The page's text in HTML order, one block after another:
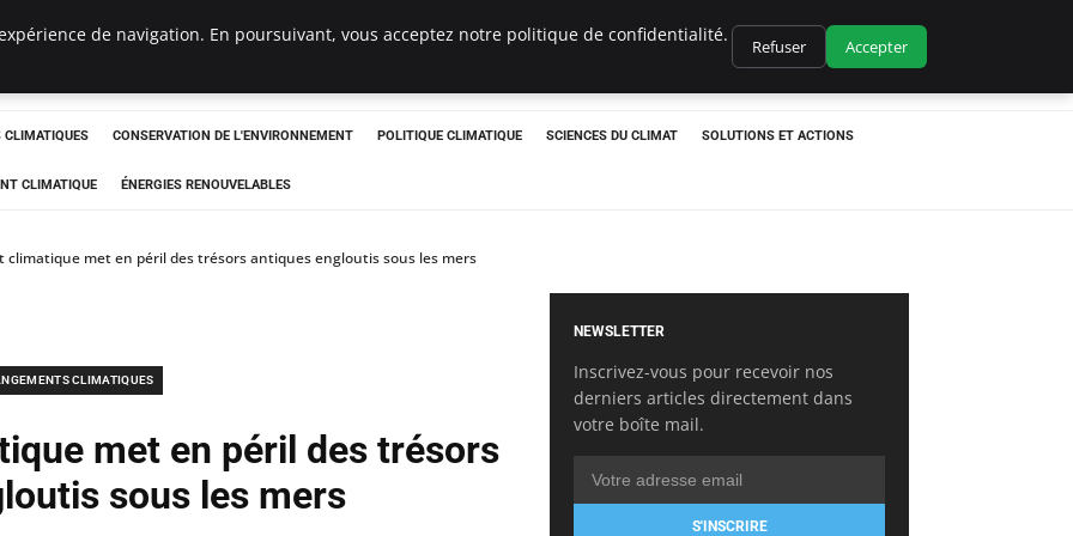
CONSERVATION DE L'ENVIRONNEMENT POLITIQUE CLIMATIQUE SCIENCES DU CLIMAT SOLUTIONS ET ACTIONS
CLIMATIQUE ÉNERGIES RENOUVELABLES
climatique met en péril des trésors antiques engloutis sous les mers
CLIMATIQUES
met en péril des trésors
sous les mers
NEWSLETTER
Inscrivez-vous pour recevoir nos
derniers articles directement dans
votre boîte mail.
S'INSCRIRE
de navigation. En poursuivant, vous acceptez notre politique de confidentialité.
Refuser Accepter